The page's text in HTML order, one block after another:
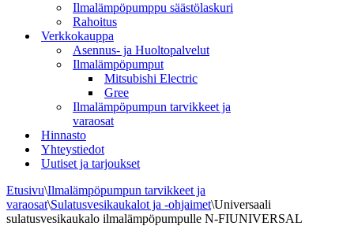
Ilmalämpöpumppu säästölaskuri
Rahoitus
Verkkokauppa
Asennus- ja Huoltopalvelut
Ilmalämpöpumput
Mitsubishi Electric
Gree
Ilmalämpöpumpun tarvikkeet ja
varaosat
Hinnasto
Yhteystiedot
Uutiset ja tarjoukset
Etusivu\Ilmalämpöpumpun tarvikkeet ja
varaosat\Sulatusvesikaukalot ja -ohjaimet\Universaali
sulatusvesikaukalo ilmalämpöpumpulle N-FIUNIVERSAL